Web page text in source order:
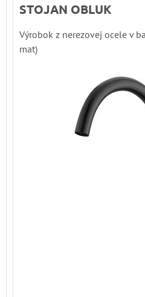
STOJAN OBLUK
Výrobok z nerezovej ocele v
mat)